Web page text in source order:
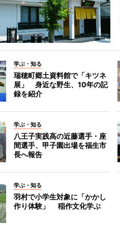
学ぶ・知る
瑞穂町郷土資料館で「キツネ
展」 身近な野生、10年の記
録を紹介
学ぶ・知る
八王子実践高の近藤選手・座
間選手、甲子園出場を福生市
長へ報告
学ぶ・知る
羽村で小学生対象に「かかし
作り体験」 稲作文化学ぶ